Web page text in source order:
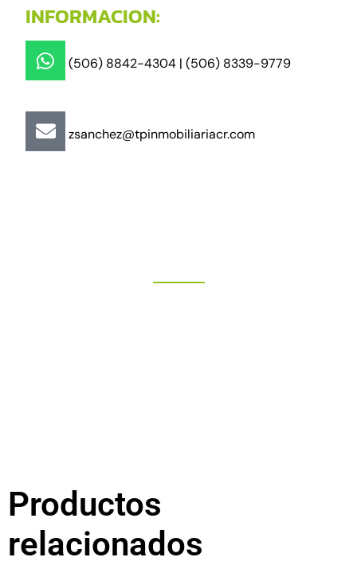
INFORMACION:
(506) 8842-4304 | (506) 8339-9779
zsanchez@tpinmobiliariacr.com
Productos
relacionados